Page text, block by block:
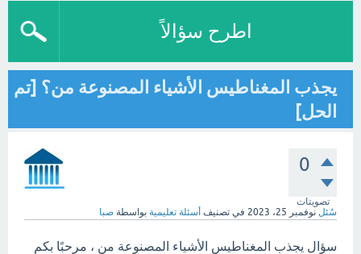
اطرح سؤالاً
يجذب المغناطيس الأشياء المصنوعة من؟ [تم
الحل]
0
تصويتات
سُئل نوفمبر 25، 2023 في تصنيف أسئلة تعليمية بواسطة صبا
سؤال يجذب المغناطيس الأشياء المصنوعة من ، مرحبًا بكم